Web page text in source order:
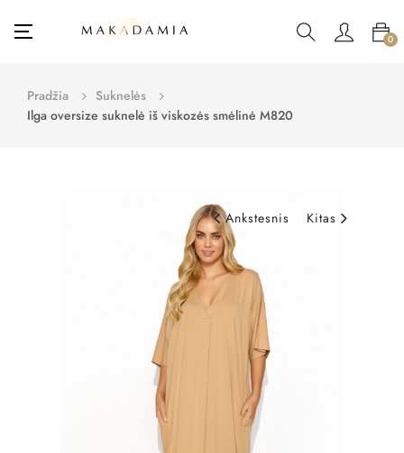
Toggle
☰ 0
Pradžia
Suknelės
Ilga oversize suknelė iš viskozės smėlinė M820
Ankstesnis Kitas